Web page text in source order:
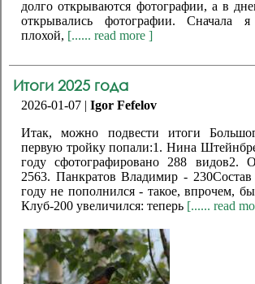
долго открываются фотографии, а в
открывались фотографии. Сначала
плохой, [...... read more ]
Итоги 2025 года
2026-01-07 | Igor Fefelov
Итак, можно подвести итоги
первую тройку попали:1. Нина
году сфотографировано 288 видов2.
2563. Панкратов Владимир -
году не пополнился - такое, впрочем,
Клуб-200 увеличился: теперь [...... read